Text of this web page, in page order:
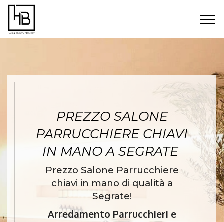
PREZZO SALONE
PARRUCCHIERE CHIAVI
IN MANO A SEGRATE
Prezzo Salone Parrucchiere
chiavi in mano di qualità a
Segrate!
Arredamento Parrucchieri e